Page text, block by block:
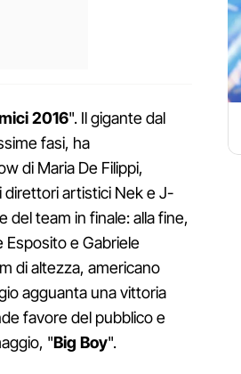
2016". Il gigante dal
fasi, ha
di Maria De Filippi,
direttori artistici Nek e J-
del team in finale: alla fine,
Esposito e Gabriele
di altezza, americano
agguanta una vittoria
favore del pubblico e
"Big Boy".